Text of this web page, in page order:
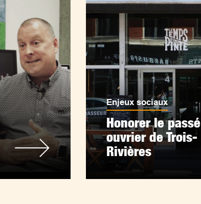
Enjeux sociaux
Honorer le passé
ouvrier de Trois-
Rivières